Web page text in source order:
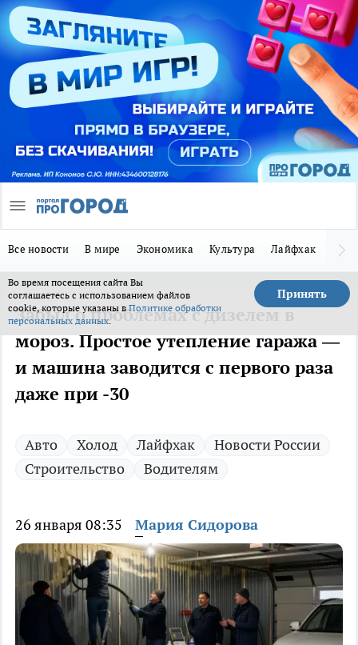
Все новости В мире Экономика Культура Лайфхак
Во время посещения сайта Вы
соглашаетесь с использованием файлов
cookie, которые указаны в Политике обработки
персональных данных.
Принять
Забыл о проблемах с дизелем в
мороз. Простое утепление гаража —
и машина заводится с первого раза
даже при -30
Авто Холод Лайфхак
Новости России
Строительство
Водителям
26 января 08:35 Мария Сидорова